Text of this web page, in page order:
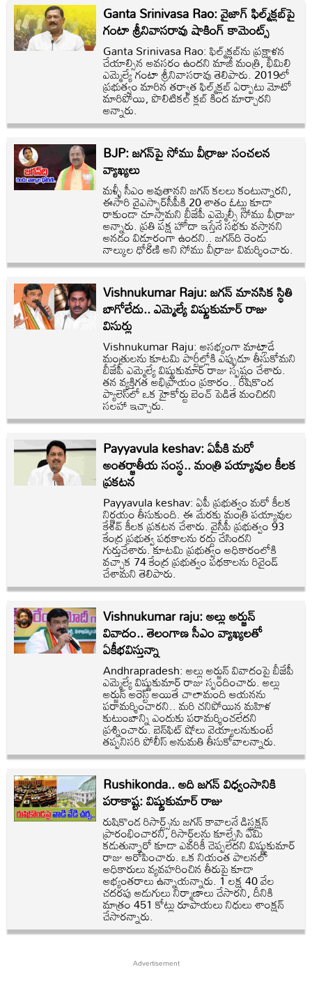
Ganta Srinivasa Rao: వైజాగ్‌ ఫిల్మ్‌క్లబ్‌‌‌పై
గంటా శ్రీనివాసరావు షాకింగ్ కామెంట్స్
Ganta Srinivasa Rao: ఫిల్మ్‌క్లబ్‌‌ను ప్రక్షాళన
చేయాల్సిన అవసరం ఉందని మాజీ మంత్రి, భీమిలి
ఎమ్మెల్యే గంటా శ్రీనివాసరావు తెలిపారు. 2019లో
ప్రభుత్వం మారిన తర్వాత ఫిల్మ్‌క్లబ్‌ ఏర్పాటు మోటో
మారిపోయి, పొలిటికల్ క్లబ్ కింద మార్చారని
అన్నారు.
BJP: జగన్‌పై సోము వీర్రాజు సంచలన
వ్యాఖ్యలు
మళ్ళీ సీఎం అవుతానని జగన్ కలలు కంటున్నారని,
ఈసారి వైఎస్సార్‌సీపీకి 20 శాతం ఓట్లు కూడా
రాకుండా చూస్తామని బీజేపీ ఎమ్మెల్సీ సోము వీర్రాజు
అన్నారు. ప్రతి పక్ష హోదా ఇస్తేనే సభకు వస్తానని
అనడం విడ్డూరంగా ఉందని.. జగన్‌ది రెండు
నాల్కుల ధోరణి అని సోము వీర్రాజు విమర్శించారు.
Vishnukumar Raju: జగన్ మానసిక స్థితి
బాగోలేదు.. ఎమ్మెల్యే విష్ణుకుమార్ రాజు
విసుర్లు
Vishnukumar Raju: అసభ్యంగా మాట్లాడే
మంత్రులను కూటమి పార్టీల్లోకి ఎప్పుడూ తీసుకోమని
బీజేపీ ఎమ్మెల్యే విష్ణుకుమార్ రాజు స్పష్టం చేశారు.
తన వ్యక్తిగత అభిప్రాయం ప్రకారం.. రిషికొండ
ప్యాలెస్‌లో ఒక హైకోర్టు బెంచ్ పెడితే మంచిదని
సలహా ఇచ్చారు.
Payyavula keshav: ఏపీకి మరో
అంతర్జాతీయ సంస్థ.. మంత్రి పయ్యావుల కీలక
ప్రకటన
Payyavula keshav: ఏపీ ప్రభుత్వం మరో కీలక
నిర్ణయం తీసుకుంది. ఈ మేరకు మంత్రి పయ్యావుల
కేశవ్ కీలక ప్రకటన చేశారు. వైసీపీ ప్రభుత్వం 93
కేంద్ర ప్రభుత్వ పథకాలను రద్దు చేసిందని
గుర్తుచేశారు. కూటమి ప్రభుత్వం అధికారంలోకి
వచ్చాక 74 కేంద్ర ప్రభుత్వం పథకాలను రివైండ్
చేశామని తెలిపారు.
Vishnukumar raju: అల్లు అర్జున్
వివాదం.. తెలంగాణ సీఎం వ్యాఖ్యలతో
ఏకీభవిస్తున్నా
Andhrapradesh: అల్లు అర్జున్ వివాదంపై బీజేపీ
ఎమ్మెల్యే విష్ణుకుమార్ రాజు స్పందించారు. అల్లు
అర్జున్ అరెస్ట్ అయితే చాలామంది ఆయనను
పరామర్శించారని.. మరి చనిపోయిన మహిళ
కుటుంబాన్ని ఎందుకు పరామర్శించలేదని
ప్రశ్నించారు. బెన్‌ఫిట్ షోలు వెయ్యాలనుకుంటే
తప్పనిసరి పోలీస్ అనుమతి తీసుకోవాలన్నారు.
Rushikonda.. అది జగన్ విధ్వంసానికి
పరాకాష్ట: విష్ణుకుమార్ రాజు
రుషికొండ రిసార్ట్స్‌ను జగన్ కావాలనే డిస్ట్రక్షన్
ప్రారంభించారని, రిసార్డ్‌లను కూల్చేసి ఏమి
కడుతున్నారో కూడా ఎవరికీ చెప్పలేదని విష్ణుకుమార్
రాజు ఆరోపించారు. ఒక నియంత పాలనలో
అధికారులు వ్యవహరించిన తీరుపై కూడా
అభ్యంతరాలు ఉన్నాయన్నారు. 1 లక్ష 40 వేల
చదరపు అడుగులు నిర్మాణాలు చేసారని, దీనికి
మాత్రం 451 కోట్లు రూపాయలు నిధులు శాంక్షన్
చేసారన్నారు.